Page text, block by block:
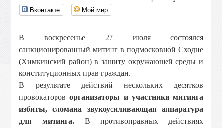
Вконтакте Мой мир
В воскресенье 27 июля состоялся
санкционированный митинг в подмосковной Сходне
(Химкинский район) в защиту окружающей среды и
конституционных прав граждан.
В результате действий нескольких десятков
провокатороворганизаторы и участники митинга
избиты, сломана звукоусиливающая аппаратура
для митинга.В противоправных действиях